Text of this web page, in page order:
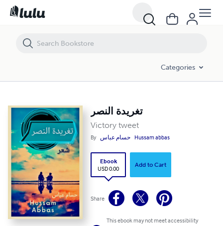
Categories
تغريدة النصر
Victory tweet
By حسام عباس Hussam abbas
Ebook
USD 0.00
Add to Cart
Share
This ebook may not meet accessibility
تغريدة النصر